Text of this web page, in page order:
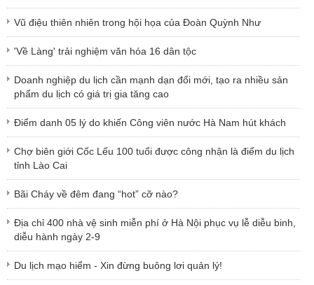
Vũ điệu thiên nhiên trong hội họa của Đoàn Quỳnh Như
'Về Làng' trải nghiệm văn hóa 16 dân tộc
Doanh nghiệp du lịch cần mạnh dạn đổi mới, tạo ra nhiều sản
phẩm du lịch có giá trị gia tăng cao
Điểm danh 05 lý do khiến Công viên nước Hà Nam hút khách
Chợ biên giới Cốc Lếu 100 tuổi được công nhận là điểm du lịch
tỉnh Lào Cai
Bãi Cháy về đêm đang “hot” cỡ nào?
Địa chỉ 400 nhà vệ sinh miễn phí ở Hà Nội phục vụ lễ diễu binh,
diễu hành ngày 2-9
Du lịch mạo hiểm - Xin đừng buông lơi quản lý!